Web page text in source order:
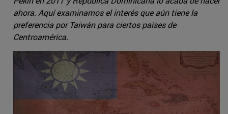
ahora. Aquí examinamos el interés que aún tiene la
preferencia por Taiwán para ciertos países de
Centroamérica.